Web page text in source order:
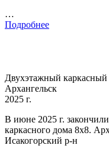
…
Подробнее
Двухэтажный каркасный
Архангельск
2025 г.
В июне 2025 г.
каркасного дома 8х8.
Исакогорский р-н